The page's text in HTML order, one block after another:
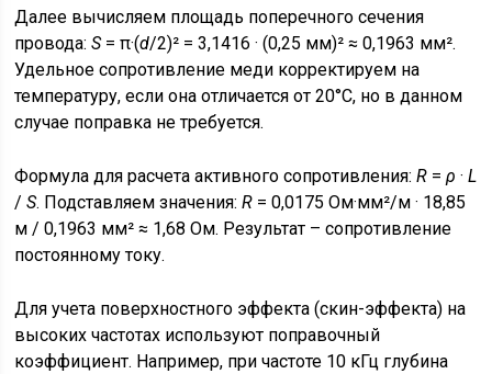
Далее вычисляем площадь поперечного сечения
провода:S= π·(d/2)² = 3,1416 · (0,25 мм)² ≈ 0,1963 мм².
Удельное сопротивление меди корректируем на
температуру, если она отличается от 20°C, но в данном
случае поправка не требуется.
Формула для расчета активного сопротивления:R =ρ ·L
/S. Подставляем значения:R = 0,0175 Ом·мм²/м · 18,85
м / 0,1963 мм² ≈ 1,68 Ом. Результат – сопротивление
постоянному току.
Для учета поверхностного эффекта (скин-эффекта) на
высоких частотах используют поправочный
коэффициент. Например, при частоте 10 кГц глубина